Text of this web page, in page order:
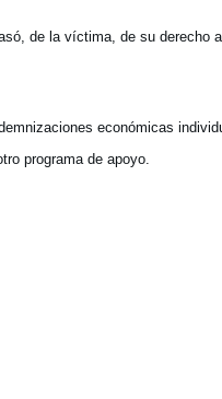
de la víctima, de su derecho
económicas
programa de apoyo.